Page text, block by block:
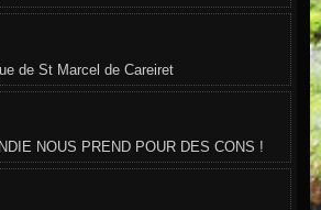
de St Marcel de Careiret
NOUS PREND POUR DES CONS !